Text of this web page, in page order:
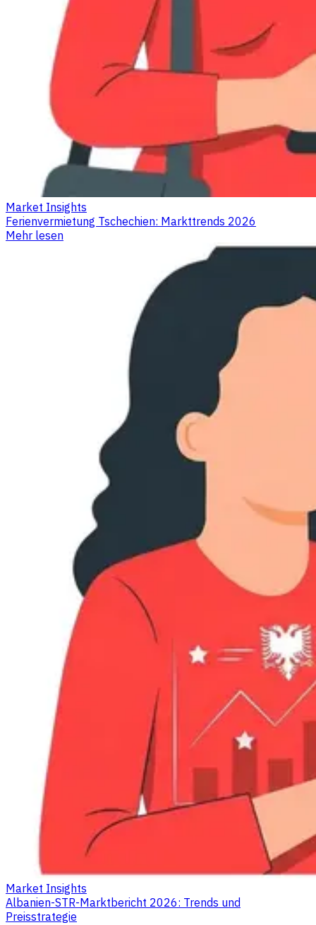
Market Insights
Ferienvermietung Tschechien: Markttrends 2026
Mehr lesen
Market Insights
Albanien-STR-Marktbericht 2026: Trends und
Preisstrategie